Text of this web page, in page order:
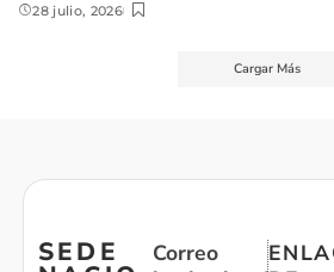
28 julio, 2026
Cargar Más
SEDE
Correo